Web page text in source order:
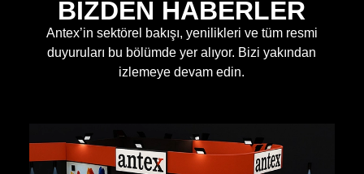
BİZDEN HABERLER
Antex’in sektörel bakışı, yenilikleri ve tüm resmi
duyuruları bu bölümde yer alıyor. Bizi yakından
izlemeye devam edin.